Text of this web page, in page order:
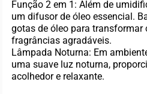
Função 2 em 1: Além de
um difusor de óleo essencial.
gotas de óleo para transformar
fragrâncias agradáveis.
Lâmpada Noturna: Em
uma suave luz noturna,
acolhedor e relaxante.